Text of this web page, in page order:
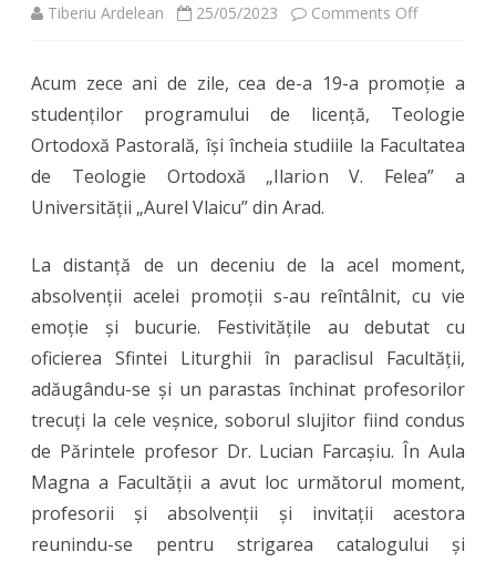
Tiberiu Ardelean 25/05/2023 Comments Offon
promoției
2013
Ortodoxă
din
Arad
Acum zece ani de zile, cea de-a 19-a promoție a
studenților programului de licență, Teologie
Ortodoxă Pastorală, își încheia studiile la Facultatea
de Teologie Ortodoxă „Ilarion V. Felea” a
Universității „Aurel Vlaicu” din Arad.
La distanță de un deceniu de la acel moment,
absolvenții acelei promoții s-au reîntâlnit, cu vie
emoție și bucurie. Festivitățile au debutat cu
oficierea Sfintei Liturghii în paraclisul Facultății,
adăugându-se și un parastas închinat profesorilor
trecuți la cele veșnice, soborul slujitor fiind condus
de Părintele profesor Dr. Lucian Farcașiu. În Aula
Magna a Facultății a avut loc următorul moment,
profesorii și absolvenții și invitații acestora
reunindu-se pentru strigarea catalogului și